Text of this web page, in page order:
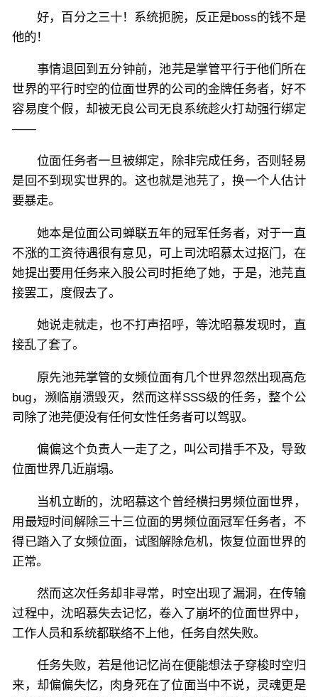
好，百分之三十！系统扼腕，反正是boss的钱不是
他的！
事情退回到五分钟前，池芫是掌管平行于他们所在
世界的平行时空的位面世界的公司的金牌任务者，好不
容易度个假，却被无良公司无良系统趁火打劫强行绑定
——
位面任务者一旦被绑定，除非完成任务，否则轻易
是回不到现实世界的。这也就是池芫了，换一个人估计
要暴走。
她本是位面公司蝉联五年的冠军任务者，对于一直
不涨的工资待遇很有意见，可上司沈昭慕太过抠门，在
她提出要用任务来入股公司时拒绝了她，于是，池芫直
接罢工，度假去了。
她说走就走，也不打声招呼，等沈昭慕发现时，直
接乱了套了。
原先池芫掌管的女频位面有几个世界忽然出现高危
bug，濒临崩溃毁灭，然而这样SSS级的任务，整个公
司除了池芫便没有任何女性任务者可以驾驭。
偏偏这个负责人一走了之，叫公司措手不及，导致
位面世界几近崩塌。
当机立断的，沈昭慕这个曾经横扫男频位面世界，
用最短时间解除三十三位面的男频位面冠军任务者，不
得已踏入了女频位面，试图解除危机，恢复位面世界的
正常。
然而这次任务却非寻常，时空出现了漏洞，在传输
过程中，沈昭慕失去记忆，卷入了崩坏的位面世界中，
工作人员和系统都联络不上他，任务自然失败。
任务失败，若是他记忆尚在便能想法子穿梭时空归
来，却偏偏失忆，肉身死在了位面当中不说，灵魂更是